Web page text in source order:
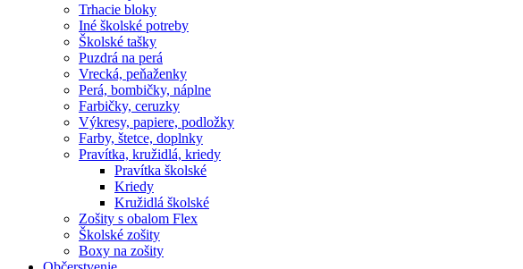
Trhacie bloky
Iné školské potreby
Školské tašky
Puzdrá na perá
Vrecká, peňaženky
Perá, bombičky, náplne
Farbičky, ceruzky
Výkresy, papiere, podložky
Farby, štetce, doplnky
Pravítka, kružidlá, kriedy
Pravítka školské
Kriedy
Kružidlá školské
Zošity s obalom Flex
Školské zošity
Boxy na zošity